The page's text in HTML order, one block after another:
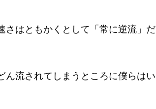
さはともかくとして「常に逆流」だ
ん流されてしまうところに僕らはい